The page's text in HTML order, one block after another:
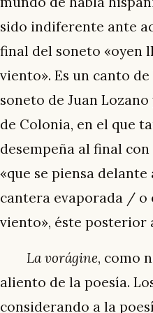
sido indiferente ante
final del soneto «oyen
viento». Es un canto
soneto de Juan
de Colonia, en el que
desempeña al final
«que se piensa
cantera evaporada / o
viento», éste posterior
La vorágine, como
aliento de la poesía.
considerando a la